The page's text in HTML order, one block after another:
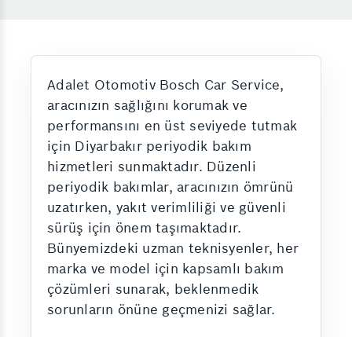
Adalet Otomotiv Bosch Car Service,
aracınızın sağlığını korumak ve
performansını en üst seviyede tutmak
için Diyarbakır periyodik bakım
hizmetleri sunmaktadır. Düzenli
periyodik bakımlar, aracınızın ömrünü
uzatırken, yakıt verimliliği ve güvenli
sürüş için önem taşımaktadır.
Bünyemizdeki uzman teknisyenler, her
marka ve model için kapsamlı bakım
çözümleri sunarak, beklenmedik
sorunların önüne geçmenizi sağlar.